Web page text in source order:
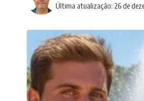
Última atualização: 26 de